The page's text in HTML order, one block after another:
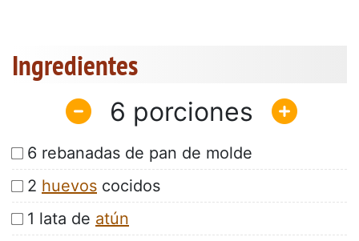
Ingredientes
6
6 rebanadas de pan de molde
2 huevos cocidos
1 lata de atún